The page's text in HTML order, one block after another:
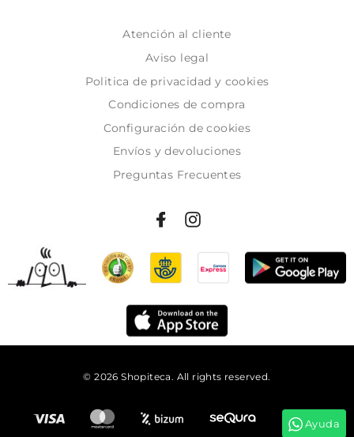
Atención al cliente
Aviso legal
Politica de privacidad y cookies
Condiciones de compra
Configuración de cookies
Envíos y devoluciones
Preguntas Frecuentes
© 2026 Shopiteca. All rights reserved.
Ayuda